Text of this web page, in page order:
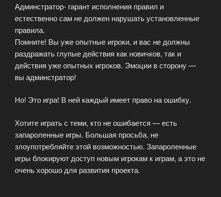
Админстратор- гарант исполнения правил и
естественно сам не должен нарушать установленные
правила.
Помните! Вы уже опытные игроки, и вас не должны
раздражать глупые действия как новичков, так и
действия уже опытных игроков. Эмоции в сторону —
вы админстратор!
Но! Это игра! В ней каждый имеет право на ошибку.
Хотите играть с теми, кто не ошибается — есть
запароленные игры. Большая просьба, не
злоупотребляйте этой возможностью. Запароленные
игры блокируют доступ новым игрокам к играм, а это не
очень хорошо для развития проекта.